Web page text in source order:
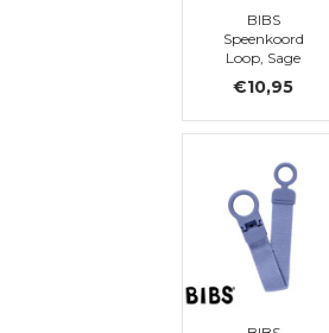
BIBS
Speenkoord
Loop, Sage
€10,95